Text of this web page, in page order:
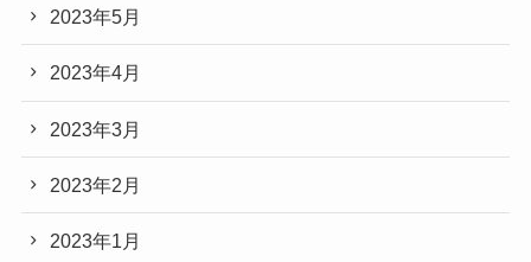
2023年5月
2023年4月
2023年3月
2023年2月
2023年1月